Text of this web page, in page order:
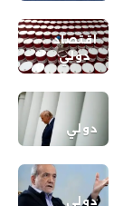
اقتصاد
دولي
دولي
دولي